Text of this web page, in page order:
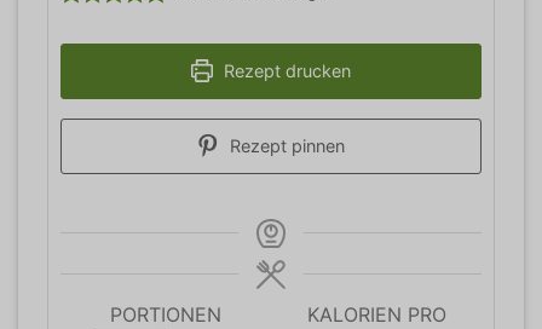
Rezept drucken
Rezept pinnen
PORTIONEN
KALORIEN PRO